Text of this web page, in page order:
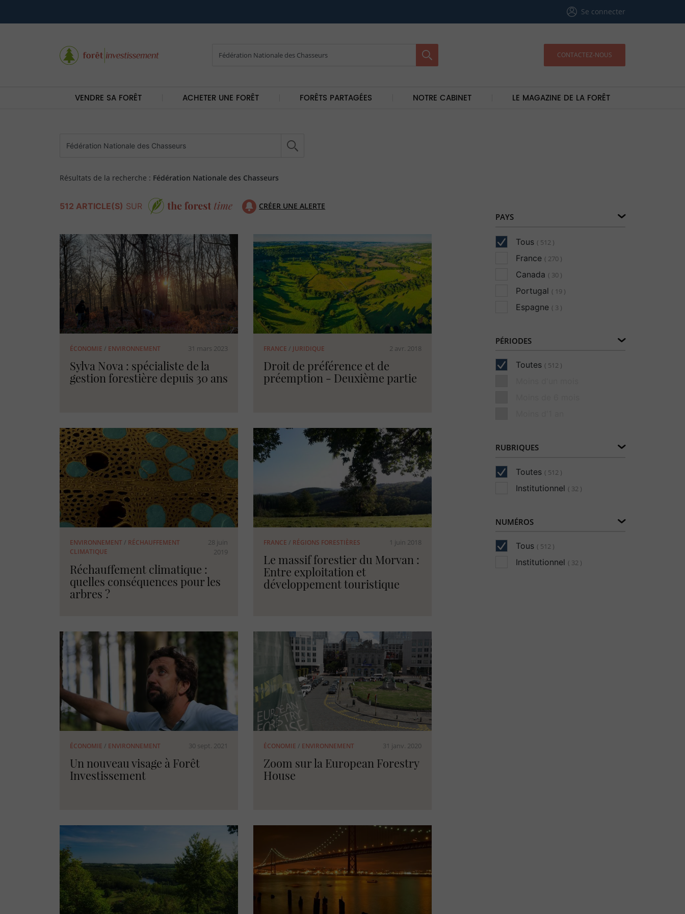
Se connecter
CONTACTEZ-NOUS
VENDRE SA FORÊT ACHETER UNE FORÊT FORÊTS PARTAGÉES NOTRE CABINET LE MAGAZINE DE LA FORÊT
Résultats de la recherche : Fédération Nationale des Chasseurs
512 ARTICLE(S) SUR CRÉER UNE ALERTE
ÉCONOMIE / ENVIRONNEMENT 31 mars 2023
Sylva Nova : spécialiste de la
gestion forestière depuis 30 ans
FRANCE / JURIDIQUE 2 avr. 2018
Droit de préférence et de
préemption - Deuxième partie
ENVIRONNEMENT/ RÉCHAUFFEMENT
CLIMATIQUE
28 juin
2019
Réchauffement climatique :
quelles conséquences pour les
arbres ?
FRANCE / RÉGIONS FORESTIÈRES 1 juin 2018
Le massif forestier du Morvan :
Entre exploitation et
développement touristique
ÉCONOMIE / ENVIRONNEMENT 30 sept. 2021
Un nouveau visage à Forêt
Investissement
ÉCONOMIE / ENVIRONNEMENT 31 janv. 2020
Zoom sur la European Forestry
House
PAYS
Tous ( 512 )
France ( 270 )
Canada ( 30 )
Portugal ( 19 )
Espagne ( 3 )
PÉRIODES
Toutes ( 512 )
RUBRIQUES
Toutes ( 512 )
Institutionnel ( 32 )
NUMÉROS
Tous ( 512 )
Institutionnel ( 32 )